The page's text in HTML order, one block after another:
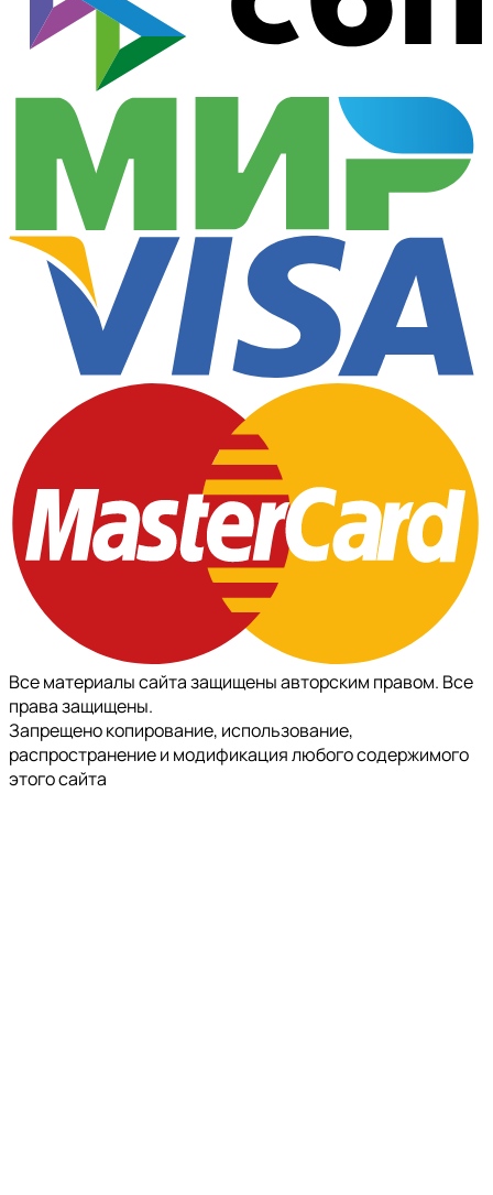
Все материалы сайта защищены авторским правом. Все
права защищены.
Запрещено копирование, использование,
распространение и модификация любого содержимого
этого сайта